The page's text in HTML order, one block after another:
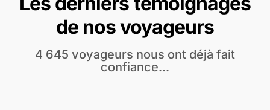
de nos voyageurs
4 645 voyageurs nous ont déjà fait
confiance...